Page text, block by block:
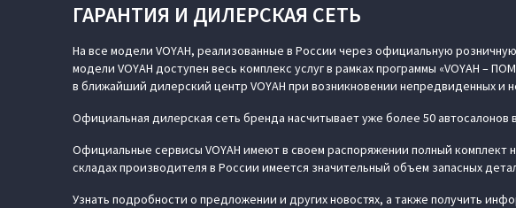
ГАРАНТИЯ И ДИЛЕРСКАЯ СЕТЬ
На все модели VOYAH, реализованные в России через официальную
модели VOYAH доступен весь комплекс услуг в рамках программы «VOYAH
в ближайший дилерский центр VOYAH при возникновении непредвиденных и
Официальная дилерская сеть бренда насчитывает уже более 50
Официальные сервисы VOYAH имеют в своем распоряжении полный
складах производителя в России имеется значительный объем запасных
Узнать подробности о предложении и других новостях, а также получить